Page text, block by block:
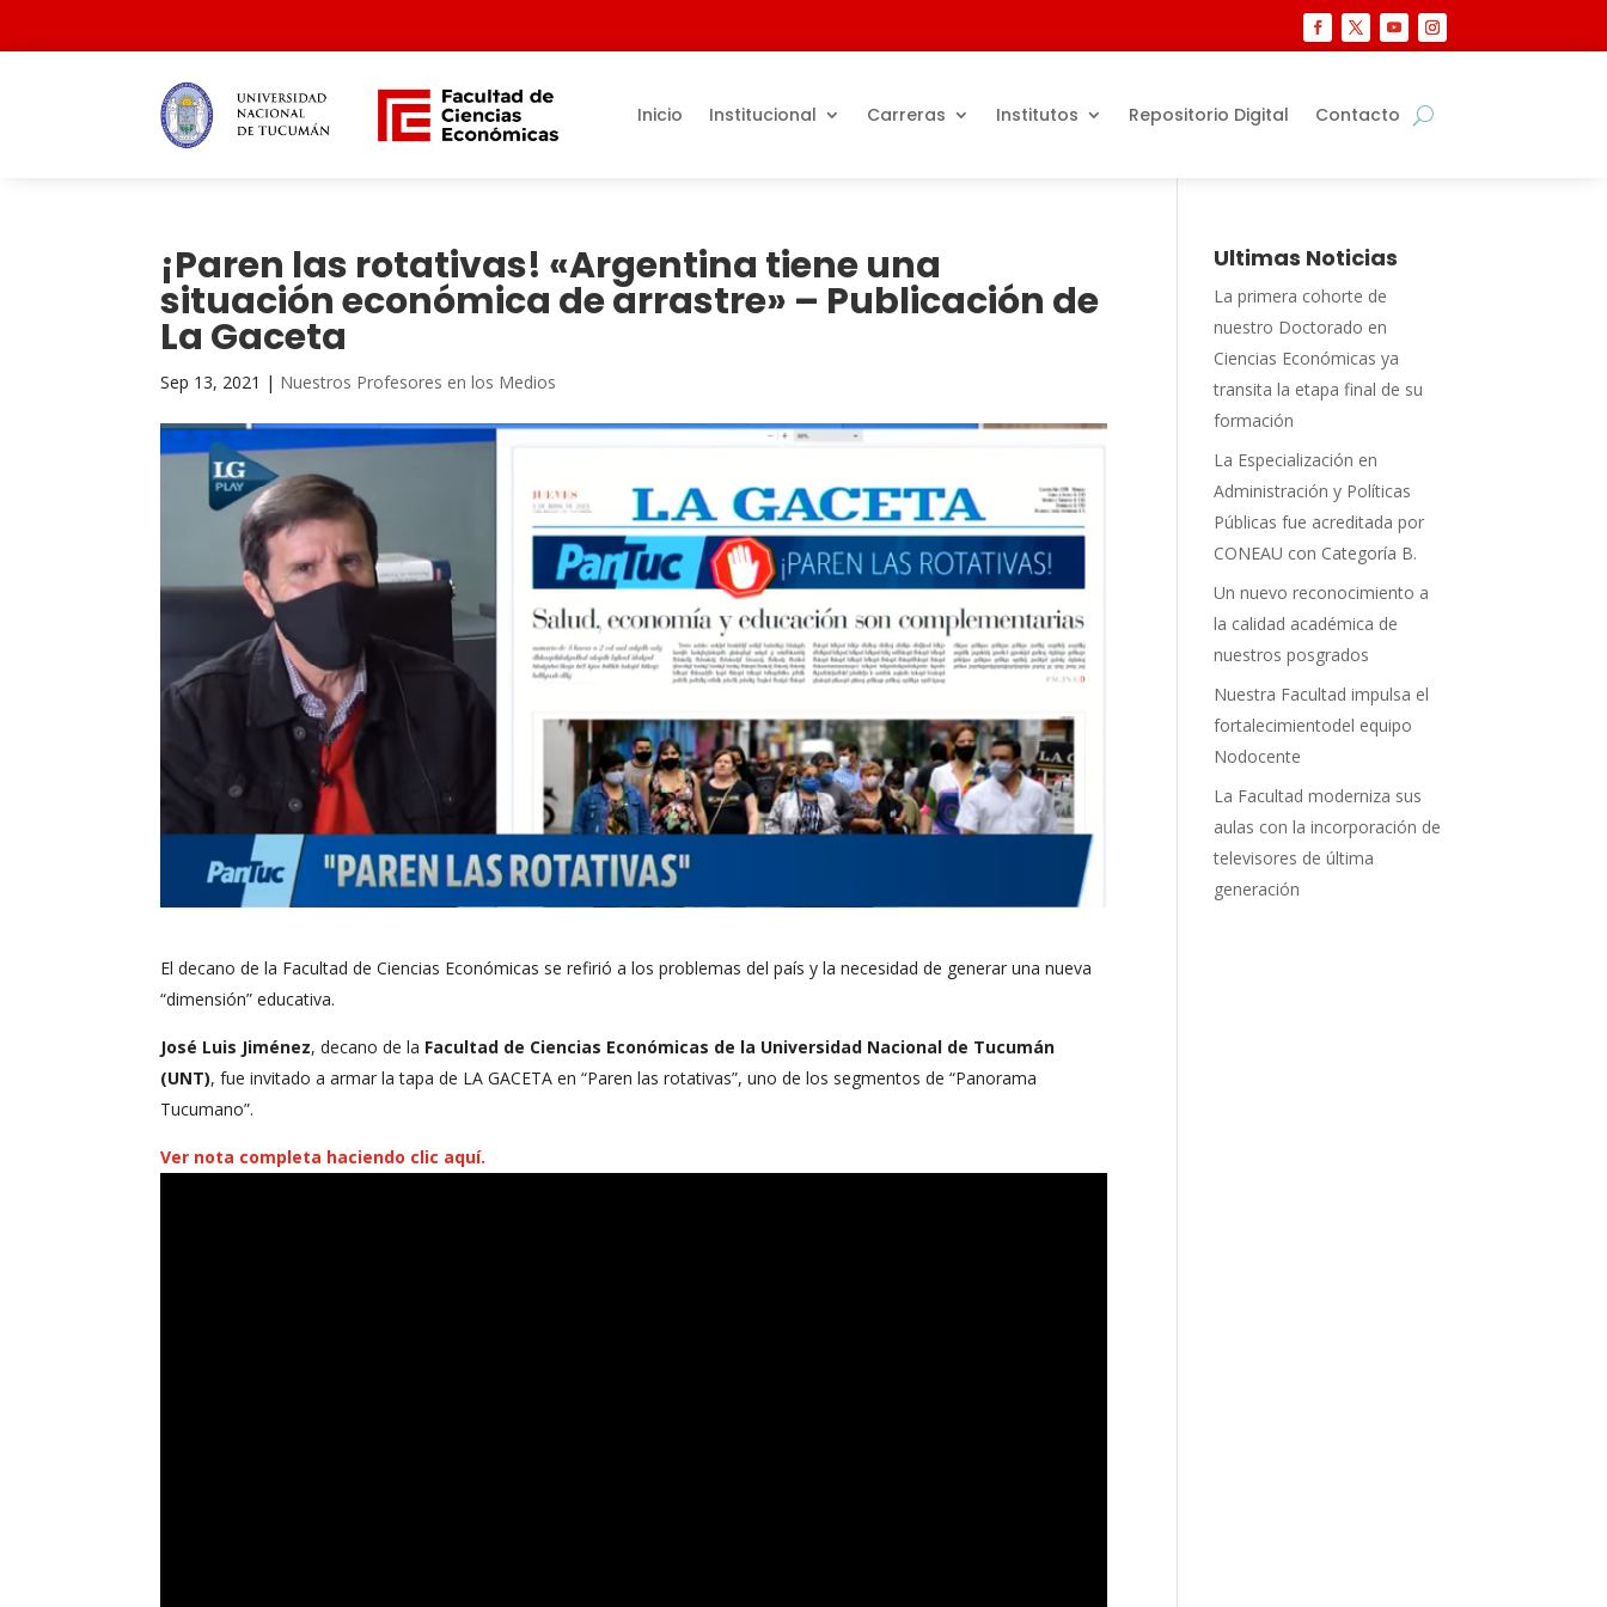
Inicio Institucional Carreras Institutos Repositorio Digital Contacto
¡Paren las rotativas! «Argentina tiene una
situación económica de arrastre» – Publicación de
La Gaceta
Sep 13, 2021 | Nuestros Profesores en los Medios
El decano de la Facultad de Ciencias Económicas se refirió a los problemas del país y la necesidad de generar una nueva
“dimensión” educativa.
José Luis Jiménez, decano de la Facultad de Ciencias Económicas de la Universidad Nacional de Tucumán
(UNT), fue invitado a armar la tapa de LA GACETA en “Paren las rotativas”, uno de los segmentos de “Panorama
Tucumano”.
Ver nota completa haciendo clic aquí.
Ultimas Noticias
La primera cohorte de
nuestro Doctorado en
Ciencias Económicas ya
transita la etapa final de su
formación
La Especialización en
Administración y Políticas
Públicas fue acreditada por
CONEAU con Categoría B.
Un nuevo reconocimiento a
la calidad académica de
nuestros posgrados
Nuestra Facultad impulsa el
fortalecimientodel equipo
Nodocente
La Facultad moderniza sus
aulas con la incorporación de
televisores de última
generación